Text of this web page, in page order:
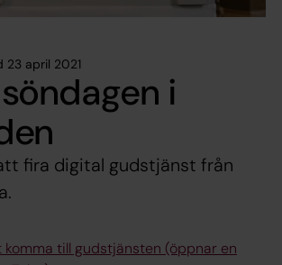
23 april 2021
i
fira digital gudstjänst från
komma till gudstjänsten (öppnar en